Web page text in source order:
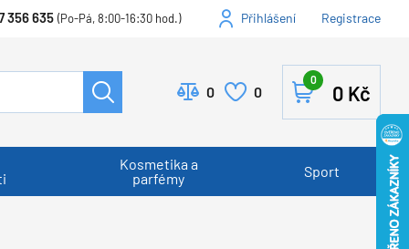
356 635 (Po-Pá, 8:00-16:30 hod.) Přihlášení Registrace
0 0 0 Kč
0
Kosmetika a
parfémy
Sport